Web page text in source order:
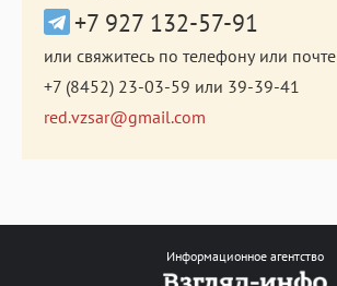
+7 927 132-57-91
или свяжитесь по телефону или почте
+7 (8452) 23-03-59 или 39-39-41
red.vzsar@gmail.com
Информационное агентство